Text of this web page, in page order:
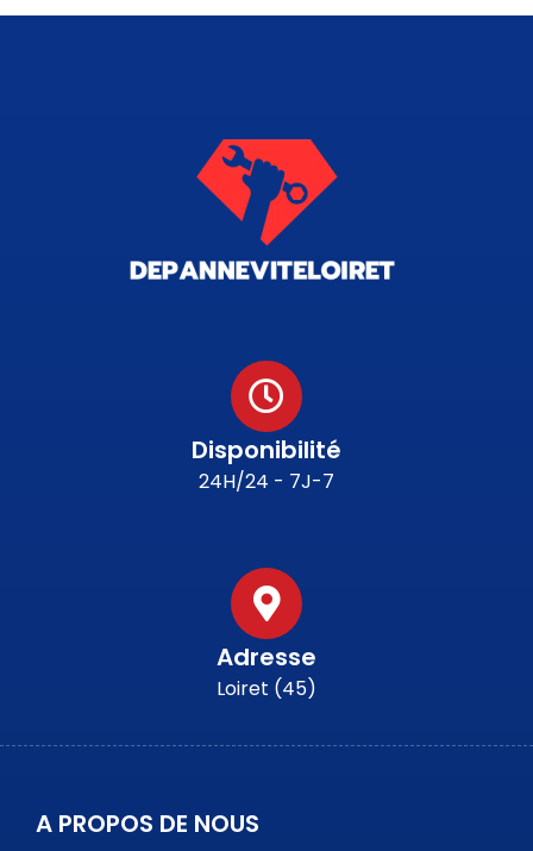
Disponibilité
24H/24 - 7J-7
Adresse
Loiret (45)
A PROPOS DE NOUS